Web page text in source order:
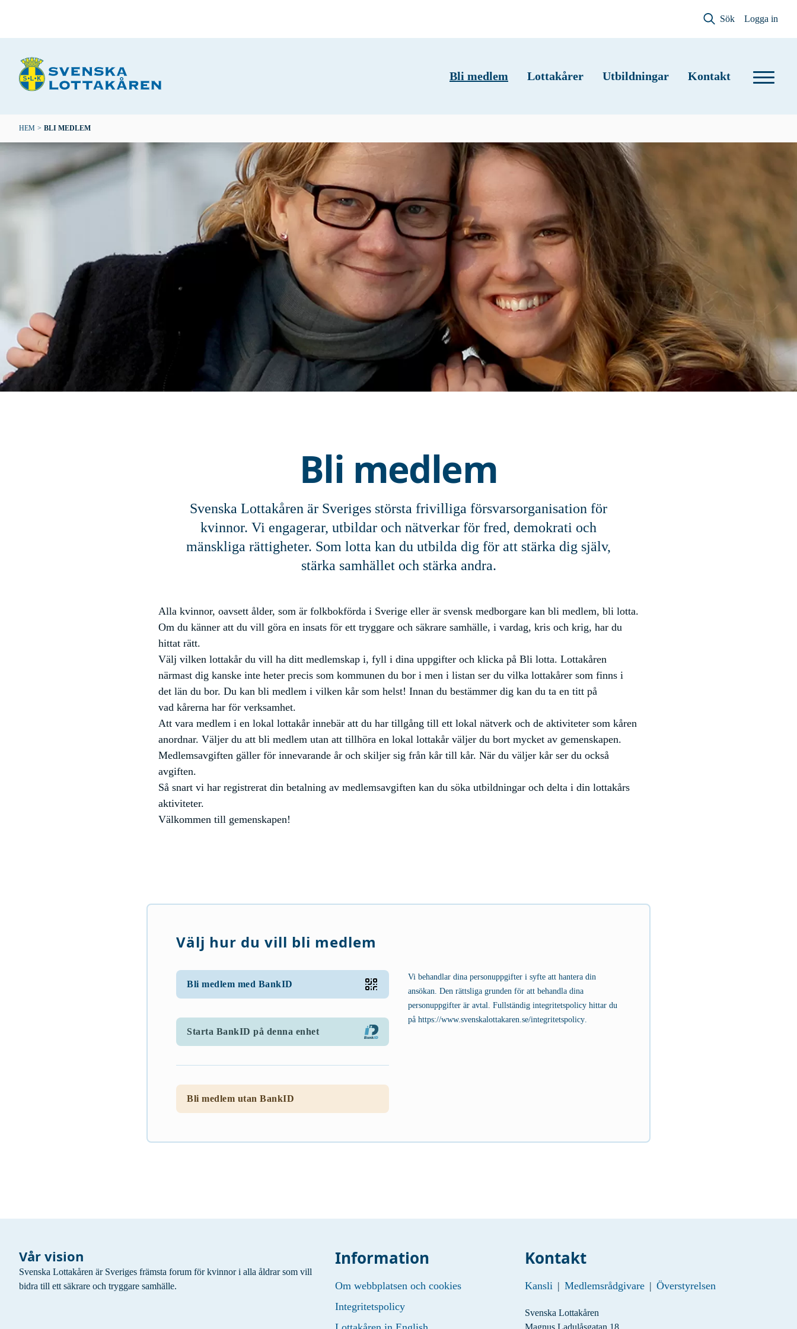
Sök Logga in
Bli medlem Lottakårer Utbildningar Kontakt
Länkstig
HEM > BLI MEDLEM
Bli medlem
Svenska Lottakåren är Sveriges största frivilliga försvarsorganisation för
kvinnor. Vi engagerar, utbildar och nätverkar för fred, demokrati och
mänskliga rättigheter. Som lotta kan du utbilda dig för att stärka dig själv,
stärka samhället och stärka andra.
Alla kvinnor, oavsett ålder, som är folkbokförda i Sverige eller är svensk medborgare kan bli medlem, bli lotta.
Om du känner att du vill göra en insats för ett tryggare och säkrare samhälle, i vardag, kris och krig, har du
hittat rätt.
Välj vilken lottakår du vill ha ditt medlemskap i, fyll i dina uppgifter och klicka på Bli lotta. Lottakåren
närmast dig kanske inte heter precis som kommunen du bor i men i listan ser du vilka lottakårer som finns i
det län du bor. Du kan bli medlem i vilken kår som helst! Innan du bestämmer dig kan du ta en titt på
vad kårerna har för verksamhet.
Att vara medlem i en lokal lottakår innebär att du har tillgång till ett lokal nätverk och de aktiviteter som kåren
anordnar. Väljer du att bli medlem utan att tillhöra en lokal lottakår väljer du bort mycket av gemenskapen.
Medlemsavgiften gäller för innevarande år och skiljer sig från kår till kår. När du väljer kår ser du också
avgiften.
Så snart vi har registrerat din betalning av medlemsavgiften kan du söka utbildningar och delta i din lottakårs
aktiviteter.
Välkommen till gemenskapen!
Välj hur du vill bli medlem
Bli medlem med BankID
Starta BankID på denna enhet
Bli medlem utan BankID
Vi behandlar dina personuppgifter i syfte att hantera din
ansökan. Den rättsliga grunden för att behandla dina
personuppgifter är avtal. Fullständig integritetspolicy hittar du
på https://www.svenskalottakaren.se/integritetspolicy.
Vår vision
Svenska Lottakåren är Sveriges främsta forum för kvinnor i alla åldrar som vill
bidra till ett säkrare och tryggare samhälle.
Information
Om webbplatsen och cookies
Integritetspolicy
Kontakt
Kansli | Medlemsrådgivare | Överstyrelsen
Svenska Lottakåren